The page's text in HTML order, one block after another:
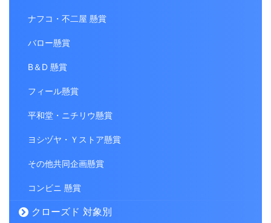
ナフコ・不二屋 懸賞
バロー懸賞
B＆D 懸賞
フィール懸賞
平和堂・ニチリウ懸賞
ヨシヅヤ・Ｙストア懸賞
その他共同企画懸賞
コンビニ 懸賞
クローズド 対象別